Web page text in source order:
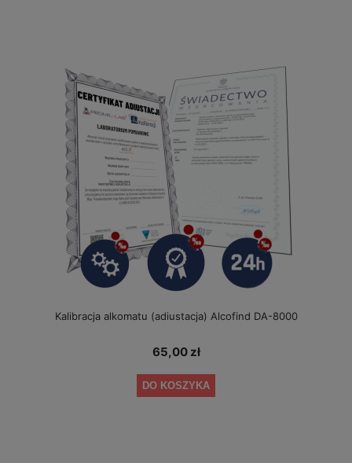
Kalibracja alkomatu (adiustacja) Alcofind DA-8000
65,00 zł
DO KOSZYKA